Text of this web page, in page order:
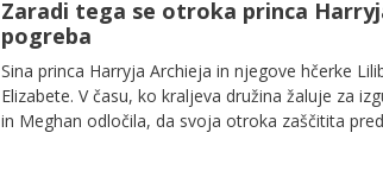
Zaradi tega se otroka princa
pogreba
Sina princa Harryja Archieja in njegove hčerke
Elizabete. V času, ko kraljeva družina žaluje za
in Meghan odločila, da svoja otroka zaščitita